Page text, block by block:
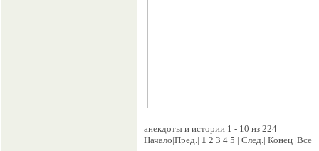
анекдоты и истории 1 - 10 из 224
Начало|Пред.| 1 2 3 4 5 | След.| Конец |Все